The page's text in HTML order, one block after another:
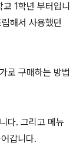
1학년 부터입니
해서 사용했던
로 구매하는 방법
다. 그리고 메뉴
갑니다.